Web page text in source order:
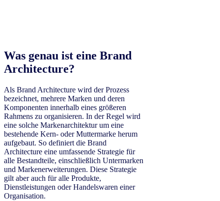
Was genau ist eine Brand
Architecture?
Als Brand Architecture wird der Prozess
bezeichnet, mehrere Marken und deren
Komponenten innerhalb eines größeren
Rahmens zu organisieren. In der Regel wird
eine solche Markenarchitektur um eine
bestehende Kern- oder Muttermarke herum
aufgebaut. So definiert die Brand
Architecture eine umfassende Strategie für
alle Bestandteile, einschließlich Untermarken
und Markenerweiterungen. Diese Strategie
gilt aber auch für alle Produkte,
Dienstleistungen oder Handelswaren einer
Organisation.